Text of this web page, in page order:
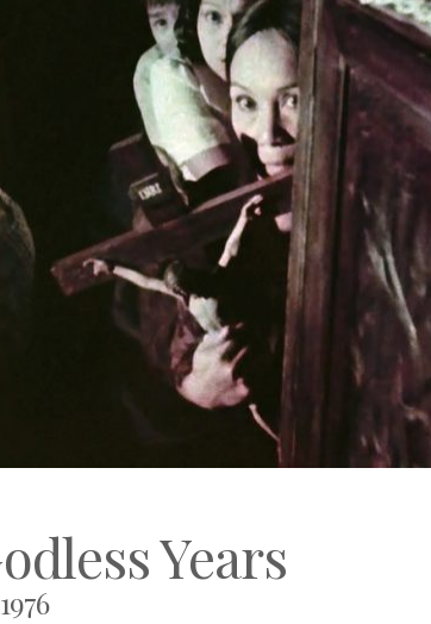
Years